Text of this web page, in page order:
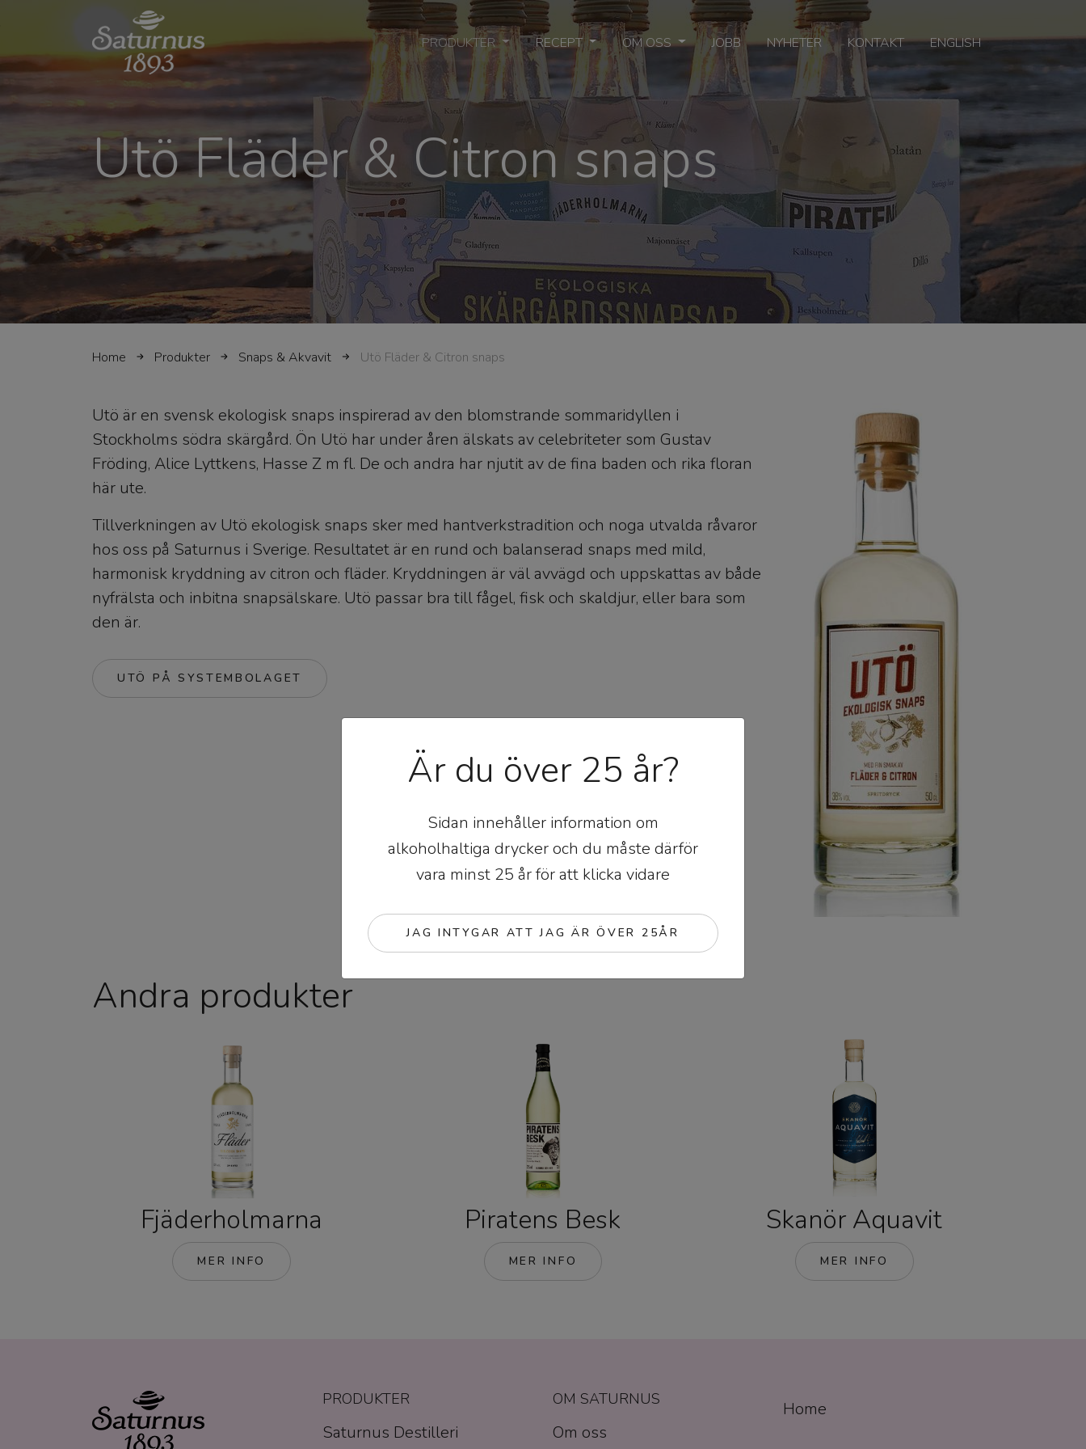
SKIP TO MAIN CONTENT PRODUKTER RECEPT OM OSS JOBB NYHETER KONTAKT ENGLISH
Utö Fläder & Citron snaps
Home Produkter Snaps & Akvavit Utö Fläder & Citron snaps
Utö är en svensk ekologisk snaps inspirerad av den blomstrande sommaridyllen i
Stockholms södra skärgård. Ön Utö har under åren älskats av celebriteter som Gustav
Fröding, Alice Lyttkens, Hasse Z m fl. De och andra har njutit av de fina baden och rika floran
här ute.
Tillverkningen av Utö ekologisk snaps sker med hantverkstradition och noga utvalda råvaror
hos oss på Saturnus i Sverige. Resultatet är en rund och balanserad snaps med mild,
harmonisk kryddning av citron och fläder. Kryddningen är väl avvägd och uppskattas av både
nyfrälsta och inbitna snapsälskare. Utö passar bra till fågel, fisk och skaldjur, eller bara som
den är.
UTÖ PÅ SYSTEMBOLAGET
Andra produkter
Fjäderholmarna
MER INFO
Piratens Besk
MER INFO
Skanör Aquavit
MER INFO
PRODUKTER
Saturnus Destilleri
OM SATURNUS
Om oss
Home
Är du över 25 år?
Sidan innehåller information om
alkoholhaltiga drycker och du måste därför
vara minst 25 år för att klicka vidare
JAG INTYGAR ATT JAG ÄR ÖVER 25ÅR